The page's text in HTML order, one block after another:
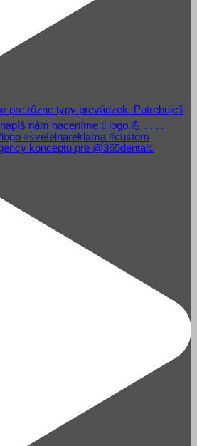
konceptu pre @365dentalc